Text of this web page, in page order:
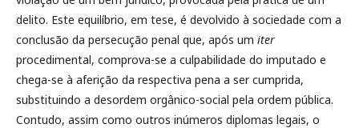
delito. Este equilíbrio, em tese, é devolvido à sociedade com a
conclusão da persecução penal que, após um iter
procedimental, comprova-se a culpabilidade do imputado e
chega-se à aferição da respectiva pena a ser cumprida,
substituindo a desordem orgânico-social pela ordem pública.
Contudo, assim como outros inúmeros diplomas legais, o